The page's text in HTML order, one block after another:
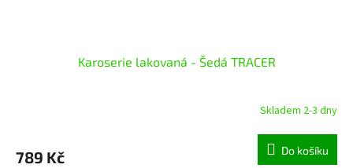
Karoserie lakovaná - Šedá TRACER
Skladem 2-3 dny
789 Kč Do košíku